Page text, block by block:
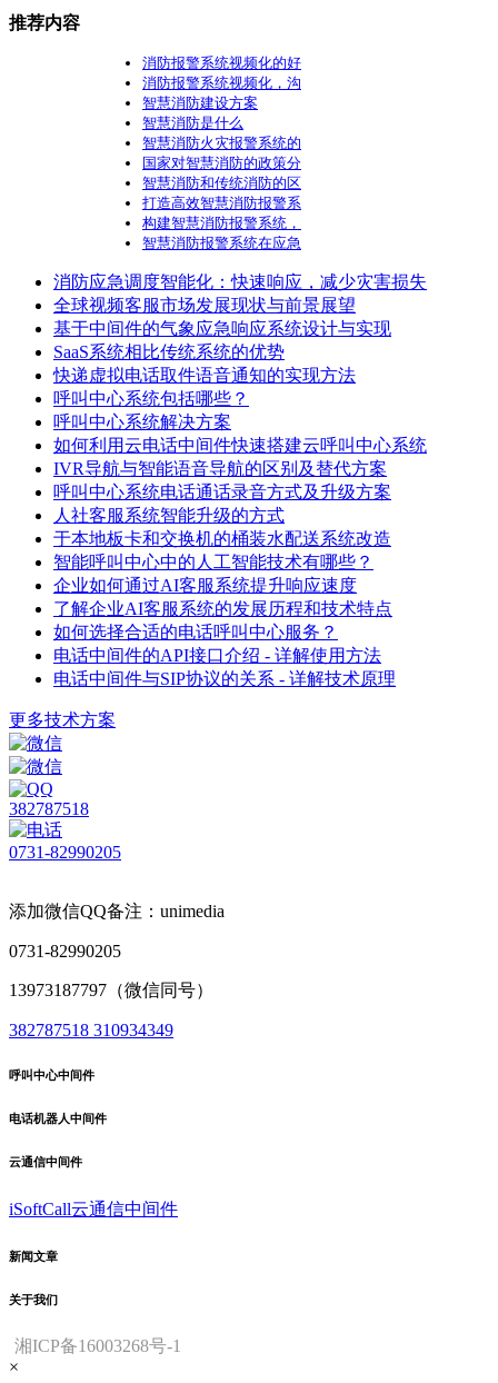
推荐内容
消防报警系统视频化的好
消防报警系统视频化，沟
智慧消防建设方案
智慧消防是什么
智慧消防火灾报警系统的
国家对智慧消防的政策分
智慧消防和传统消防的区
打造高效智慧消防报警系
构建智慧消防报警系统，
智慧消防报警系统在应急
消防应急调度智能化：快速响应，减少灾害损失
全球视频客服市场发展现状与前景展望
基于中间件的气象应急响应系统设计与实现
SaaS系统相比传统系统的优势
快递虚拟电话取件语音通知的实现方法
呼叫中心系统包括哪些？
呼叫中心系统解决方案
如何利用云电话中间件快速搭建云呼叫中心系统
IVR导航与智能语音导航的区别及替代方案
呼叫中心系统电话通话录音方式及升级方案
人社客服系统智能升级的方式
于本地板卡和交换机的桶装水配送系统改造
智能呼叫中心中的人工智能技术有哪些？
企业如何通过AI客服系统提升响应速度
了解企业AI客服系统的发展历程和技术特点
如何选择合适的电话呼叫中心服务？
电话中间件的API接口介绍 - 详解使用方法
电话中间件与SIP协议的关系 - 详解技术原理
更多技术方案
382787518
0731-82990205
添加微信QQ备注：unimedia
0731-82990205
13973187797（微信同号）
382787518 310934349
呼叫中心中间件
电话机器人中间件
云通信中间件
iSoftCall云通信中间件
新闻文章
关于我们
湘ICP备16003268号-1
×